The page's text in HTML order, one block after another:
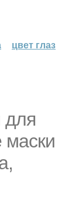
цвет глаз
для